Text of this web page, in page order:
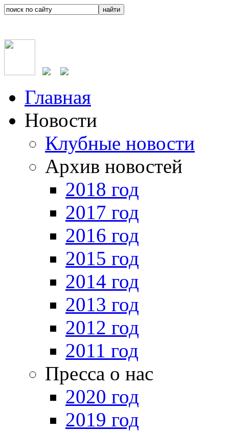
Главная
Новости
Клубные новости
Архив новостей
2018 год
2017 год
2016 год
2015 год
2014 год
2013 год
2012 год
2011 год
Пресса о нас
2020 год
2019 год